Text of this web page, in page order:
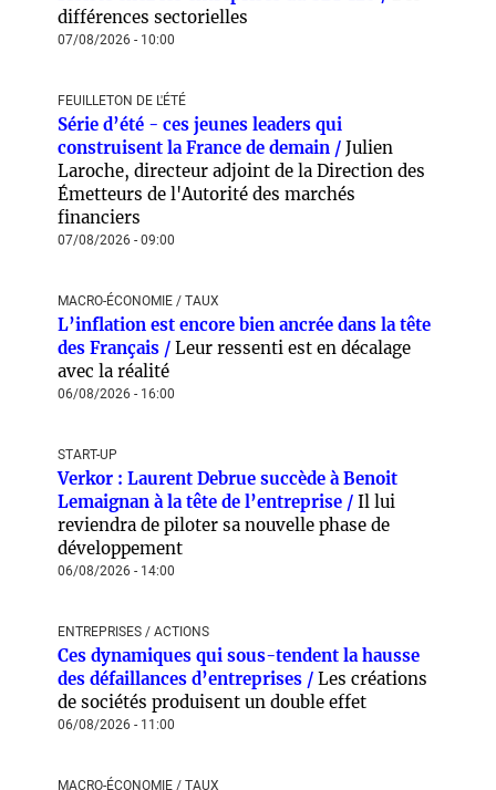
différences sectorielles
07/08/2026 - 10:00
FEUILLETON DE L'ÉTÉ
Série d’été - ces jeunes leaders qui
construisent la France de demain / Julien
Laroche, directeur adjoint de la Direction des
Émetteurs de l'Autorité des marchés
financiers
07/08/2026 - 09:00
MACRO-ÉCONOMIE / TAUX
L’inflation est encore bien ancrée dans la tête
des Français / Leur ressenti est en décalage
avec la réalité
06/08/2026 - 16:00
START-UP
Verkor : Laurent Debrue succède à Benoit
Lemaignan à la tête de l’entreprise / Il lui
reviendra de piloter sa nouvelle phase de
développement
06/08/2026 - 14:00
ENTREPRISES / ACTIONS
Ces dynamiques qui sous-tendent la hausse
des défaillances d’entreprises / Les créations
de sociétés produisent un double effet
06/08/2026 - 11:00
MACRO-ÉCONOMIE / TAUX